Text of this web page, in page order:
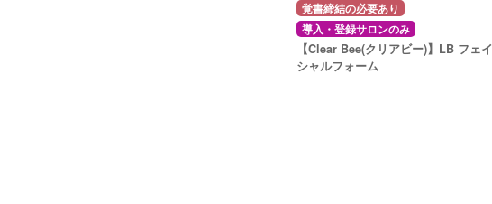
覚書締結の必要あり
導入・登録サロンのみ
【Clear Bee(クリアビー)】LB フェイ
シャルフォーム